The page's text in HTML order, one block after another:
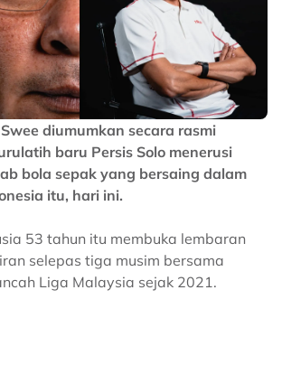
diumumkan secara rasmi
baru Persis Solo menerusi
bola sepak yang bersaing dalam
itu, hari ini.
53 tahun itu membuka lembaran
selepas tiga musim bersama
Liga Malaysia sejak 2021.